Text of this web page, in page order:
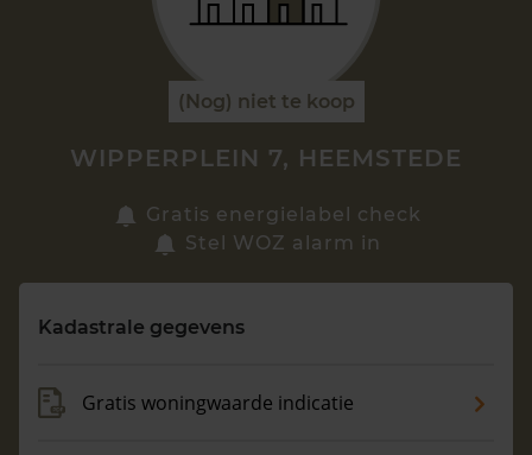
Zoek een woning
Maandag t/m vrijdag - 08:00 -18:00
(Nog) niet te koop
WIPPERPLEIN 7, HEEMSTEDE
Gratis energielabel check
Stel WOZ alarm in
Kadastrale gegevens
Gratis woningwaarde indicatie